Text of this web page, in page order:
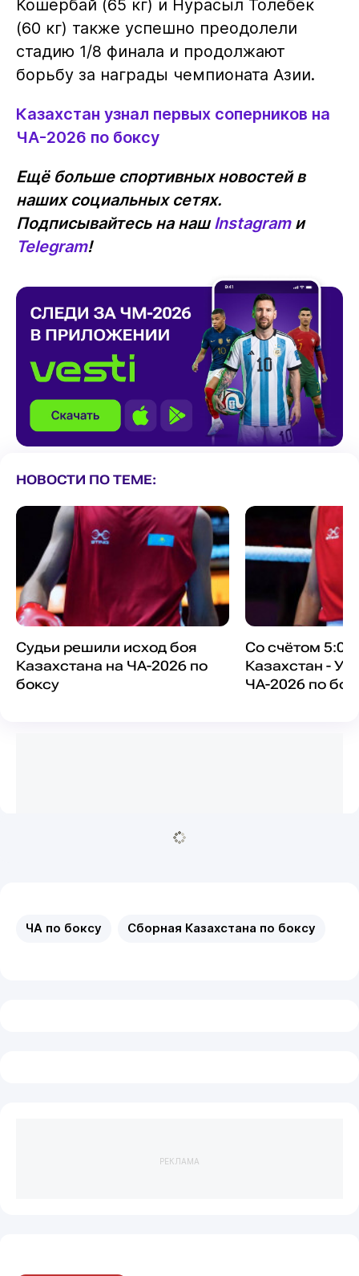
Кошербай (65 кг) и Нурасыл Толебек
(60 кг) также успешно преодолели
стадию 1/8 финала и продолжают
борьбу за награды чемпионата Азии.
Казахстан узнал первых соперников на
ЧА-2026 по боксу
Ещё больше спортивных новостей в
наших социальных сетях.
Подписывайтесь на нашInstagramи
Telegram!
НОВОСТИ ПО ТЕМЕ:
Судьи решили исход боя
Казахстана на ЧА-2026 по
боксу
Со счётом 5:0
Казахстан -
ЧА-2026 по
ЧА по боксу Сборная Казахстана по боксу
РЕКЛАМА